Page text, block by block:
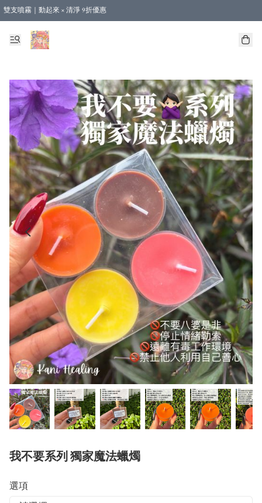
雙支噴霧｜動起來 × 清淨 9折優惠
🎁新會員首單 9 折 - 立即註冊，即享購物優惠！ (不適用於合作店產品、課程及預購
【運費優惠】全單消費滿 $500 即享本地順豐包郵。（合作店產品亦計算在內）
我不要系列 獨家魔法蠟燭
選項